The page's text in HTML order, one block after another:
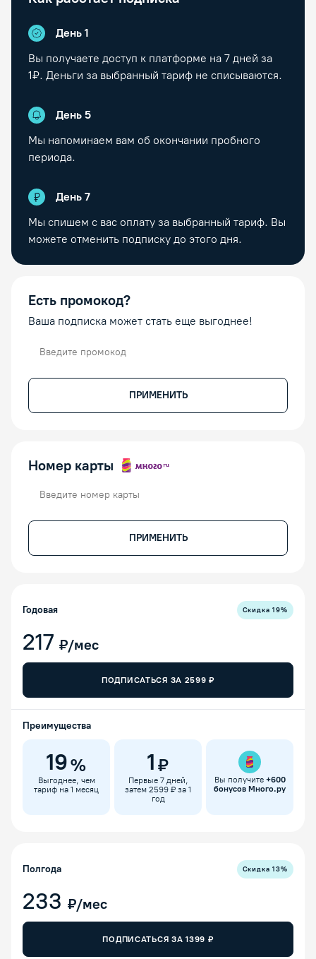
День 1
Вы получаете доступ к платформе на 7 дней за
1₽. Деньги за выбранный тариф не списываются.
День 5
Мы напоминаем вам об окончании пробного
периода.
День 7
Мы спишем с вас оплату за выбранный тариф. Вы
можете отменить подписку до этого дня.
Есть промокод?
Ваша подписка может стать еще выгоднее!
ПРИМЕНИТЬ
Номер карты
ПРИМЕНИТЬ
Годовая Скидка19%
217 ₽/мес
ПОДПИСАТЬСЯ ЗА 2599 ₽
Преимущества
19%
Выгоднее, чем
тариф на 1 месяц
1 ₽
Первые 7 дней,
затем 2599 ₽ за 1
год
Вы получите +600
бонусов Много.ру
Полгода Скидка13%
233 ₽/мес
ПОДПИСАТЬСЯ ЗА1399 ₽